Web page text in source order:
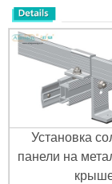
Установка
панели на